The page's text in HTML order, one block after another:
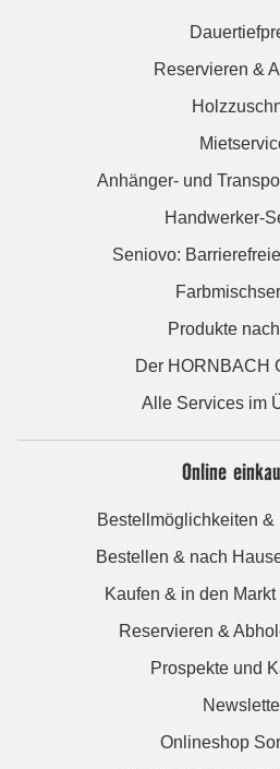
Reservieren &
Anhänger- und
Handwerker-
Seniovo:
Produkte
Der HORNBACH
Alle Services im
Online
Bestellmöglichkeiten &
Bestellen & nach
Kaufen & in den
Reservieren &
Prospekte und
Onlineshop